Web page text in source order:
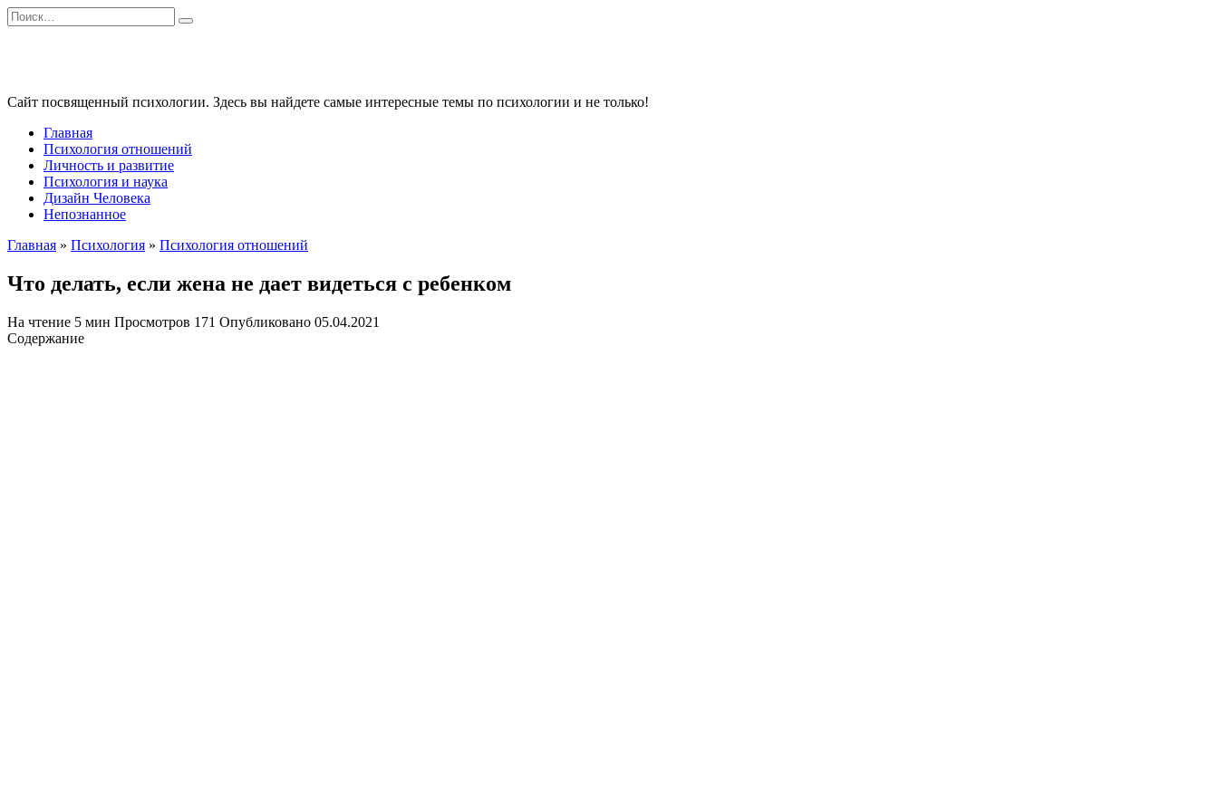
Перейти
к
Search
for:
Сайт посвященный психологии. Здесь вы найдете самые интересные темы по психологии и не только!
Главная
Психология отношений
Личность и развитие
Психология и наука
Дизайн Человека
Непознанное
Главная » Психология » Психология отношений
Что делать, если жена не дает видеться с ребенком
На чтение 5 мин Просмотров 171 Опубликовано 05.04.2021
Содержание